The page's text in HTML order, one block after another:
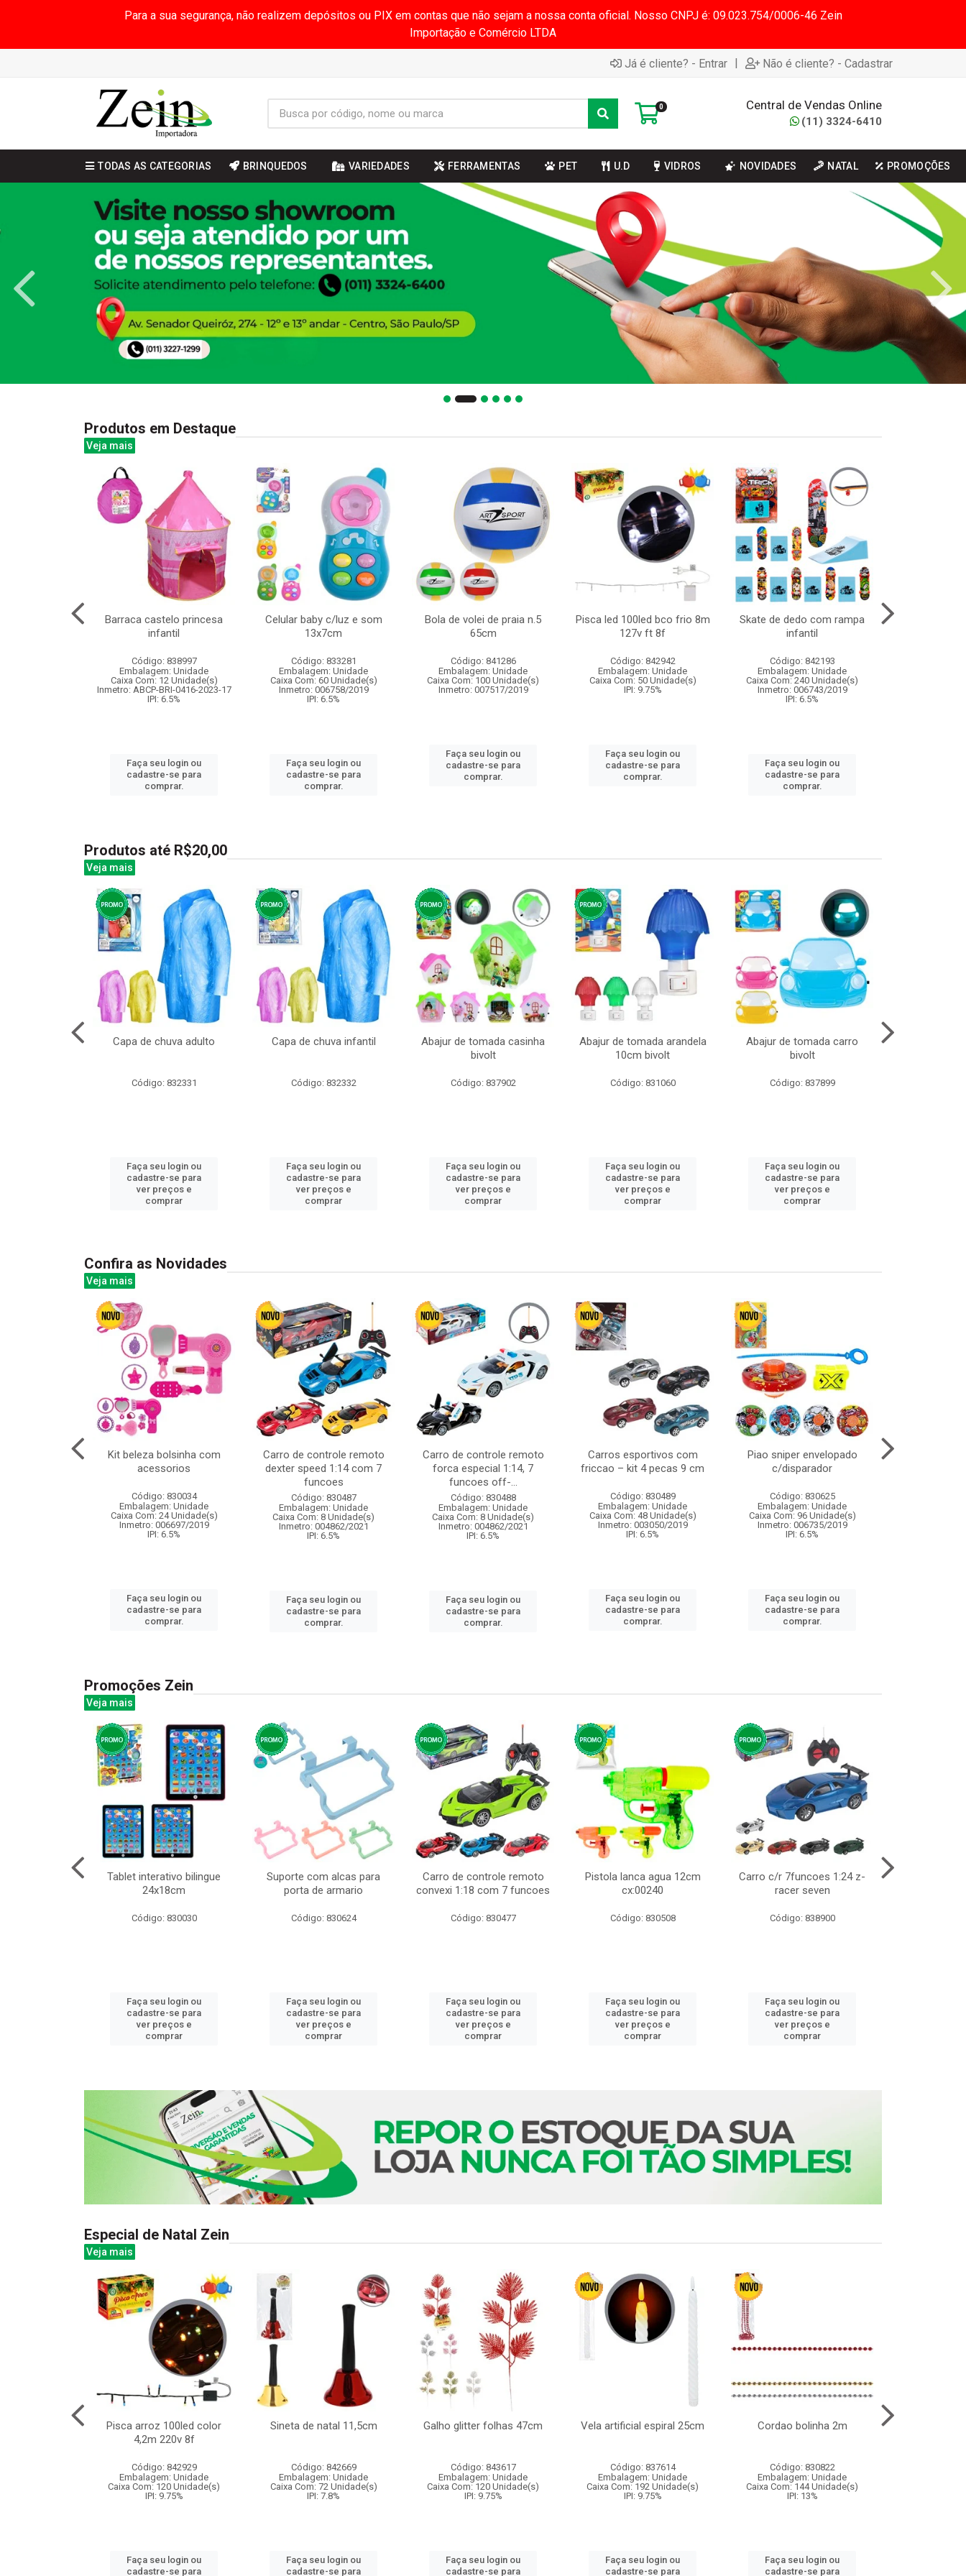
Para a sua segurança, não realizem depósitos ou PIX em contas que não sejam a nossa conta oficial. Nosso CNPJ é: 09.023.754/0006-46 Zein
Importação e Comércio LTDA
Já é cliente? - Entrar | Não é cliente? - Cadastrar
0 Central de Vendas Online
(11) 3324-6410
TODAS AS CATEGORIAS BRINQUEDOS VARIEDADES FERRAMENTAS PET U.D VIDROS NOVIDADES NATAL PROMOÇÕES
Produtos em Destaque
Veja mais
Barraca castelo princesa
infantil
Código: 838997
Embalagem: Unidade
Caixa Com: 12 Unidade(s)
Inmetro: ABCP-BRI-0416-2023-17
IPI: 6.5%
Faça seu login ou
cadastre-se para
comprar.
Celular baby c/luz e som
13x7cm
Código: 833281
Embalagem: Unidade
Caixa Com: 60 Unidade(s)
Inmetro: 006758/2019
IPI: 6.5%
Faça seu login ou
cadastre-se para
comprar.
Bola de volei de praia n.5
65cm
Código: 841286
Embalagem: Unidade
Caixa Com: 100 Unidade(s)
Inmetro: 007517/2019
Faça seu login ou
cadastre-se para
comprar.
Pisca led 100led bco frio 8m
127v ft 8f
Código: 842942
Embalagem: Unidade
Caixa Com: 50 Unidade(s)
IPI: 9.75%
Faça seu login ou
cadastre-se para
comprar.
Skate de dedo com rampa
infantil
Código: 842193
Embalagem: Unidade
Caixa Com: 240 Unidade(s)
Inmetro: 006743/2019
IPI: 6.5%
Faça seu login ou
cadastre-se para
comprar.
Produtos até R$20,00
Veja mais
Capa de chuva adulto
Código: 832331
Faça seu login ou
cadastre-se para
ver preços e
comprar
Capa de chuva infantil
Código: 832332
Faça seu login ou
cadastre-se para
ver preços e
comprar
Abajur de tomada casinha
bivolt
Código: 837902
Faça seu login ou
cadastre-se para
ver preços e
comprar
Abajur de tomada arandela
10cm bivolt
Código: 831060
Faça seu login ou
cadastre-se para
ver preços e
comprar
Abajur de tomada carro
bivolt
Código: 837899
Faça seu login ou
cadastre-se para
ver preços e
comprar
Confira as Novidades
Veja mais
Kit beleza bolsinha com
acessorios
Código: 830034
Embalagem: Unidade
Caixa Com: 24 Unidade(s)
Inmetro: 006697/2019
IPI: 6.5%
Faça seu login ou
cadastre-se para
comprar.
Carro de controle remoto
dexter speed 1:14 com 7
funcoes
Código: 830487
Embalagem: Unidade
Caixa Com: 8 Unidade(s)
Inmetro: 004862/2021
IPI: 6.5%
Faça seu login ou
cadastre-se para
comprar.
Carro de controle remoto
forca especial 1:14, 7
funcoes off-...
Código: 830488
Embalagem: Unidade
Caixa Com: 8 Unidade(s)
Inmetro: 004862/2021
IPI: 6.5%
Faça seu login ou
cadastre-se para
comprar.
Carros esportivos com
friccao – kit 4 pecas 9 cm
Código: 830489
Embalagem: Unidade
Caixa Com: 48 Unidade(s)
Inmetro: 003050/2019
IPI: 6.5%
Faça seu login ou
cadastre-se para
comprar.
Piao sniper envelopado
c/disparador
Código: 830625
Embalagem: Unidade
Caixa Com: 96 Unidade(s)
Inmetro: 006735/2019
IPI: 6.5%
Faça seu login ou
cadastre-se para
comprar.
Promoções Zein
Veja mais
Tablet interativo bilingue
24x18cm
Código: 830030
Faça seu login ou
cadastre-se para
ver preços e
comprar
Suporte com alcas para
porta de armario
Código: 830624
Faça seu login ou
cadastre-se para
ver preços e
comprar
Carro de controle remoto
convexi 1:18 com 7 funcoes
Código: 830477
Faça seu login ou
cadastre-se para
ver preços e
comprar
Pistola lanca agua 12cm
cx:00240
Código: 830508
Faça seu login ou
cadastre-se para
ver preços e
comprar
Carro c/r 7funcoes 1:24 z-
racer seven
Código: 838900
Faça seu login ou
cadastre-se para
ver preços e
comprar
Especial de Natal Zein
Veja mais
Pisca arroz 100led color
4,2m 220v 8f
Código: 842929
Embalagem: Unidade
Caixa Com: 120 Unidade(s)
IPI: 9.75%
Faça seu login ou
cadastre-se para
Sineta de natal 11,5cm
Código: 842669
Embalagem: Unidade
Caixa Com: 72 Unidade(s)
IPI: 7.8%
Faça seu login ou
cadastre-se para
Galho glitter folhas 47cm
Código: 843617
Embalagem: Unidade
Caixa Com: 120 Unidade(s)
IPI: 9.75%
Faça seu login ou
cadastre-se para
Vela artificial espiral 25cm
Código: 837614
Embalagem: Unidade
Caixa Com: 192 Unidade(s)
IPI: 9.75%
Faça seu login ou
cadastre-se para
Cordao bolinha 2m
Código: 830822
Embalagem: Unidade
Caixa Com: 144 Unidade(s)
IPI: 13%
Faça seu login ou
cadastre-se para